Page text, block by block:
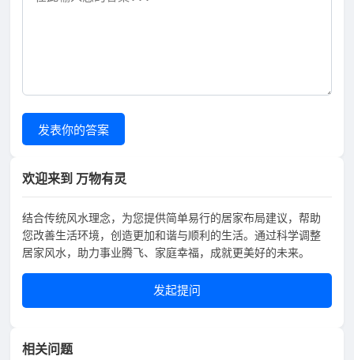
发表你的答案
欢迎来到 万物有灵
结合传统风水理念，为您提供简单易行的居家布局建议，帮助
您改善生活环境，创造更加和谐与顺利的生活。通过科学调整
居家风水，助力事业腾飞、家庭幸福，成就更美好的未来。
发起提问
相关问题